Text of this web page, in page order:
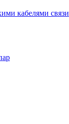
кабелями связи